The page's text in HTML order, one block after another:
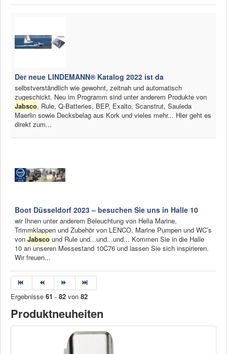
Der neue LINDEMANN® Katalog 2022 ist da
selbstverständlich wie gewohnt, zeitnah und automatisch
zugeschickt. Neu im Programm sind unter anderem Produkte von
Jabsco, Rule, Q-Batteries, BEP, Exalto, Scanstrut, Sauleda
Maerlin sowie Decksbelag aus Kork und vieles mehr... Hier geht es
direkt zum...
Boot Düsseldorf 2023 – besuchen Sie uns in Halle 10
wir Ihnen unter anderem Beleuchtung von Hella Marine,
Trimmklappen und Zubehör von LENCO, Marine Pumpen und WC’s
von Jabsco und Rule und...und...und... Kommen Sie in die Halle
10 an unseren Messestand 10C76 und lassen Sie sich inspirieren.
Wir freuen...
Ergebnisse 61 - 82 von 82
Produktneuheiten